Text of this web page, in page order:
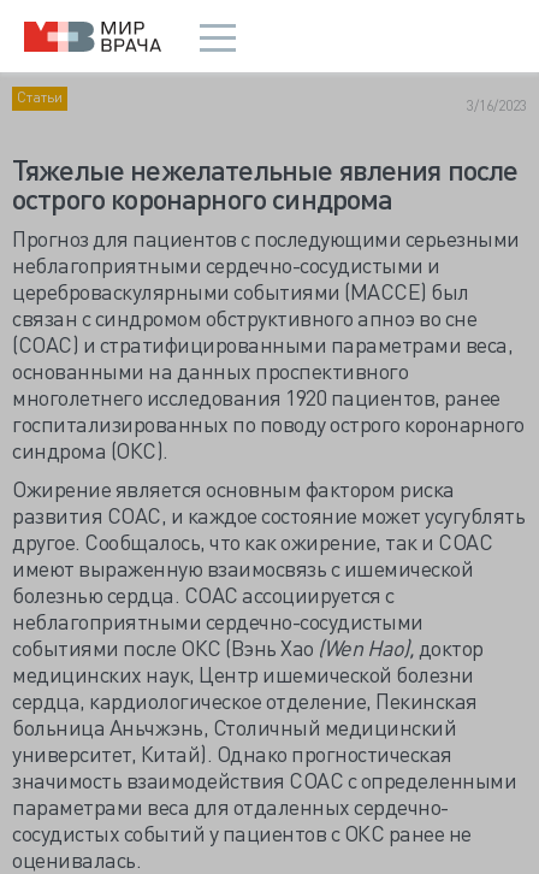
Статьи 3/16/2023
Тяжелые нежелательные явления после
острого коронарного синдрома
Прогноз для пациентов с последующими серьезными
неблагоприятными сердечно-сосудистыми и
цереброваскулярными событиями (МАССЕ) был
связан с синдромом обструктивного апноэ во сне
(СОАС) и стратифицированными параметрами веса,
основанными на данных проспективного
многолетнего исследования 1920 пациентов, ранее
госпитализированных по поводу острого коронарного
синдрома (ОКС).
Ожирение является основным фактором риска
развития СОАС, и каждое состояние может усугублять
другое. Сообщалось, что как ожирение, так и СОАС
имеют выраженную взаимосвязь с ишемической
болезнью сердца. СОАС ассоциируется с
неблагоприятными сердечно-сосудистыми
событиями после ОКС (Вэнь Хао (Wen Hao), доктор
медицинских наук, Центр ишемической болезни
сердца, кардиологическое отделение, Пекинская
больница Аньчжэнь, Столичный медицинский
университет, Китай). Однако прогностическая
значимость взаимодействия СОАС с определенными
параметрами веса для отдаленных сердечно-
сосудистых событий у пациентов с ОКС ранее не
оценивалась.